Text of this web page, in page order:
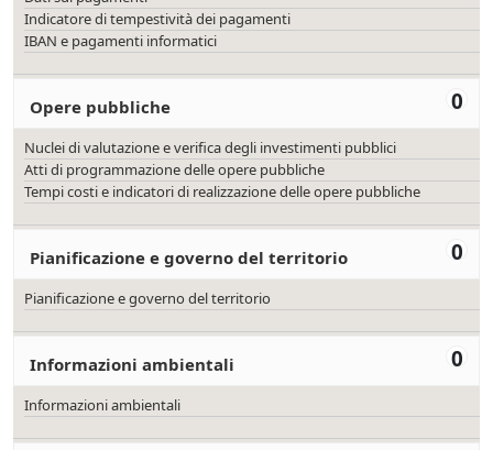
Indicatore di tempestività dei pagamenti
IBAN e pagamenti informatici
0
Opere pubbliche
Nuclei di valutazione e verifica degli investimenti pubblici
Atti di programmazione delle opere pubbliche
Tempi costi e indicatori di realizzazione delle opere pubbliche
0
Pianificazione e governo del territorio
Pianificazione e governo del territorio
0
Informazioni ambientali
Informazioni ambientali